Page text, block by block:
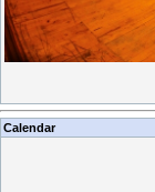
Calendar